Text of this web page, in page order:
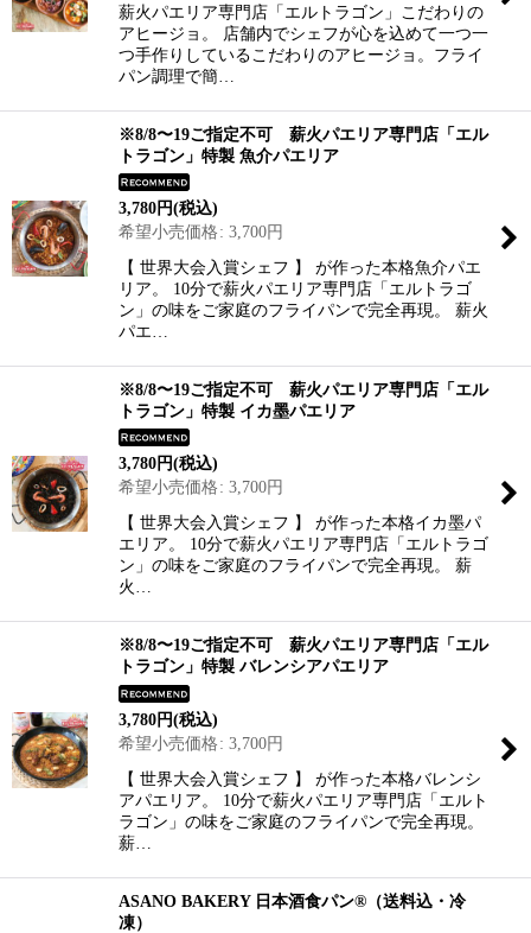
薪火パエリア専門店「エルトラゴン」こだわりの
アヒージョ。 店舗内でシェフが心を込めて一つ一
つ手作りしているこだわりのアヒージョ。フライ
パン調理で簡…
※8/8〜19ご指定不可 薪火パエリア専門店「エル
トラゴン」特製 魚介パエリア
3,780円(税込)
希望小売価格: 3,700円
【 世界大会入賞シェフ 】 が作った本格魚介パエ
リア。 10分で薪火パエリア専門店「エルトラゴ
ン」の味をご家庭のフライパンで完全再現。 薪火
パエ…
※8/8〜19ご指定不可 薪火パエリア専門店「エル
トラゴン」特製 イカ墨パエリア
3,780円(税込)
希望小売価格: 3,700円
【 世界大会入賞シェフ 】 が作った本格イカ墨パ
エリア。 10分で薪火パエリア専門店「エルトラゴ
ン」の味をご家庭のフライパンで完全再現。 薪
火…
※8/8〜19ご指定不可 薪火パエリア専門店「エル
トラゴン」特製 バレンシアパエリア
3,780円(税込)
希望小売価格: 3,700円
【 世界大会入賞シェフ 】 が作った本格バレンシ
アパエリア。 10分で薪火パエリア専門店「エルト
ラゴン」の味をご家庭のフライパンで完全再現。
薪…
ASANO BAKERY 日本酒食パン®（送料込・冷
凍）